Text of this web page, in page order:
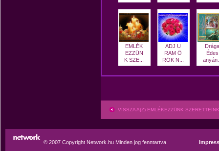
EMLÉK
EZZÜN
K SZE...
ADJ U
RAM Ö
RÖK N...
Drága
Édes
VISSZA A(Z) EMLÉKEZZÜNK
© 2007 Copyright Network.hu Minden jog fenntartva.